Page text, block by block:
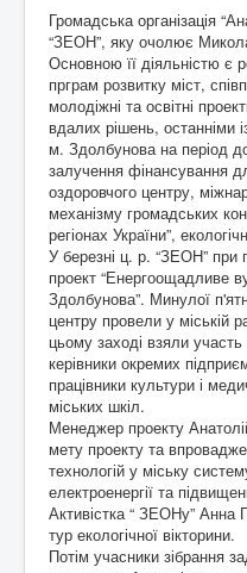
Громадська організація
“ЗЕОН”, яку очолює
Основною її діяльністю є
прграм розвитку міст,
молодіжні та освітні
вдалих рішень, останніми
м. Здолбунова на період
залучення фінансування
оздоровчого центру,
механізму громадських
регіонах України”,
У березні ц. р. “ЗЕОН” при
проект “Енергоощадливе
Здолбунова”. Минулої
центру провели у міській
цьому заході взяли
керівники окремих
працівники культури і
міських шкіл.
Менеджер проекту
мету проекту та
технологій у міську
електроенергії та
Активістка “ ЗЕОНу” Анна
тур екологічної вікторини.
Потім учасники зібрання